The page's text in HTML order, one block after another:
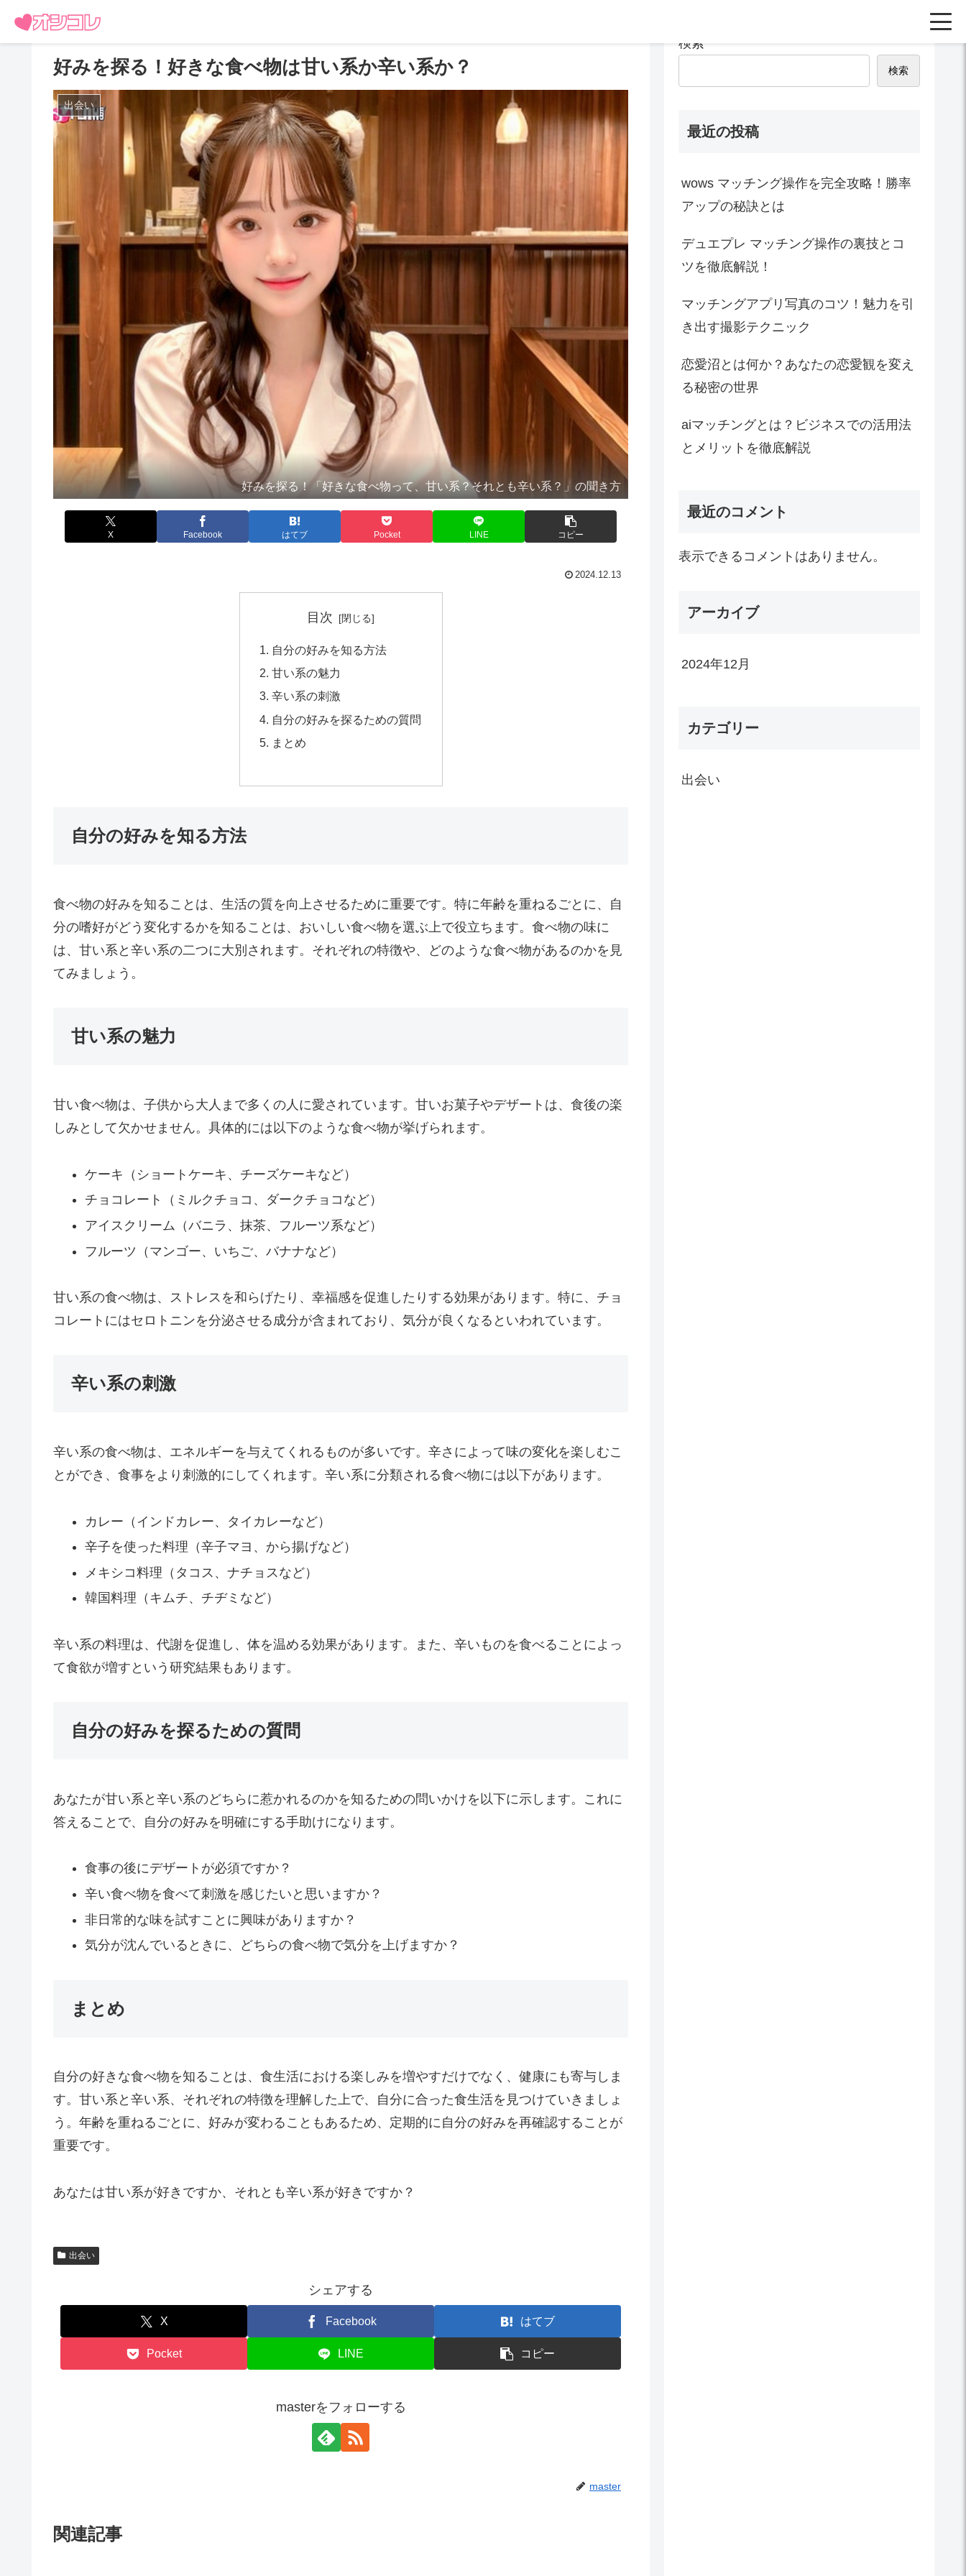
好みを探る！好きな食べ物は甘い系か辛い系か？
出会い
好みを探る！「好きな食べ物って、甘い系？それとも辛い系？」の聞き方
X Facebook はてブ Pocket LINE コピー
2024.12.13
目次
自分の好みを知る方法
甘い系の魅力
辛い系の刺激
自分の好みを探るための質問
まとめ
自分の好みを知る方法
食べ物の好みを知ることは、生活の質を向上させるために重要です。特に年齢を重ねるごとに、自
分の嗜好がどう変化するかを知ることは、おいしい食べ物を選ぶ上で役立ちます。食べ物の味に
は、甘い系と辛い系の二つに大別されます。それぞれの特徴や、どのような食べ物があるのかを見
てみましょう。
甘い系の魅力
甘い食べ物は、子供から大人まで多くの人に愛されています。甘いお菓子やデザートは、食後の楽
しみとして欠かせません。具体的には以下のような食べ物が挙げられます。
ケーキ（ショートケーキ、チーズケーキなど）
チョコレート（ミルクチョコ、ダークチョコなど）
アイスクリーム（バニラ、抹茶、フルーツ系など）
フルーツ（マンゴー、いちご、バナナなど）
甘い系の食べ物は、ストレスを和らげたり、幸福感を促進したりする効果があります。特に、チョ
コレートにはセロトニンを分泌させる成分が含まれており、気分が良くなるといわれています。
辛い系の刺激
辛い系の食べ物は、エネルギーを与えてくれるものが多いです。辛さによって味の変化を楽しむこ
とができ、食事をより刺激的にしてくれます。辛い系に分類される食べ物には以下があります。
カレー（インドカレー、タイカレーなど）
辛子を使った料理（辛子マヨ、から揚げなど）
メキシコ料理（タコス、ナチョスなど）
韓国料理（キムチ、チヂミなど）
辛い系の料理は、代謝を促進し、体を温める効果があります。また、辛いものを食べることによっ
て食欲が増すという研究結果もあります。
自分の好みを探るための質問
あなたが甘い系と辛い系のどちらに惹かれるのかを知るための問いかけを以下に示します。これに
答えることで、自分の好みを明確にする手助けになります。
食事の後にデザートが必須ですか？
辛い食べ物を食べて刺激を感じたいと思いますか？
非日常的な味を試すことに興味がありますか？
気分が沈んでいるときに、どちらの食べ物で気分を上げますか？
まとめ
自分の好きな食べ物を知ることは、食生活における楽しみを増やすだけでなく、健康にも寄与しま
す。甘い系と辛い系、それぞれの特徴を理解した上で、自分に合った食生活を見つけていきましょ
う。年齢を重ねるごとに、好みが変わることもあるため、定期的に自分の好みを再確認することが
重要です。
あなたは甘い系が好きですか、それとも辛い系が好きですか？
出会い
シェアする
X Facebook はてブ
Pocket LINE コピー
masterをフォローする
master
関連記事
検索
検索
最近の投稿
wows マッチング操作を完全攻略！勝率
アップの秘訣とは
デュエプレ マッチング操作の裏技とコ
ツを徹底解説！
マッチングアプリ写真のコツ！魅力を引
き出す撮影テクニック
恋愛沼とは何か？あなたの恋愛観を変え
る秘密の世界
aiマッチングとは？ビジネスでの活用法
とメリットを徹底解説
最近のコメント
表示できるコメントはありません。
アーカイブ
2024年12月
カテゴリー
出会い